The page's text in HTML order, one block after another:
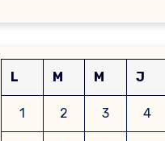
L M M J
1 2 3 4